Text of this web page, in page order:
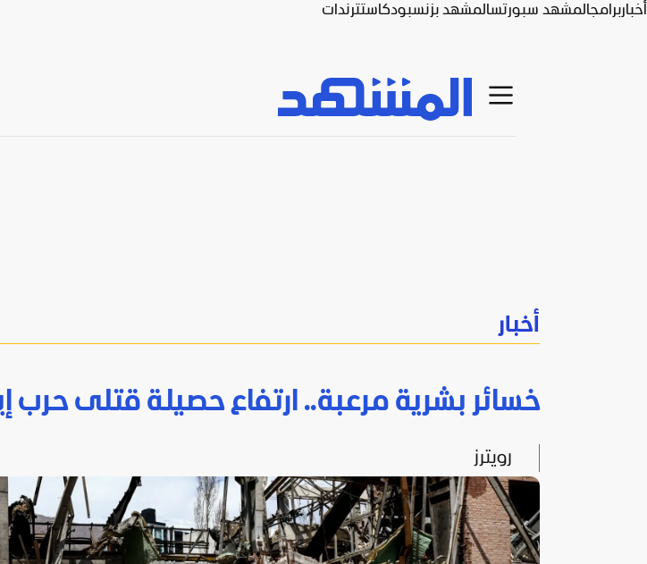
أخباربرامجالمشهد سبورتسالمشهد بزنسبودكاستترندات
أخبار
خسائر بشرية مرعبة.. ارتفاع حصيلة قتلى حرب
رويترز